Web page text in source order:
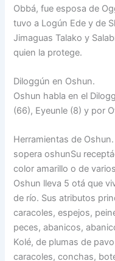
Obbá, fue esposa de
tuvo a Logún Ede y de
Jimaguas Talako y
quien la protege.
Diloggún en Oshun.
Oshun habla en el
(66), Eyeunle (8) y por
Herramientas de Oshun.
sopera oshunSu
color amarillo o de
Oshun lleva 5 otá que
de río. Sus atributos
caracoles, espejos,
peces, abanicos,
Kolé, de plumas de
caracoles, conchas,